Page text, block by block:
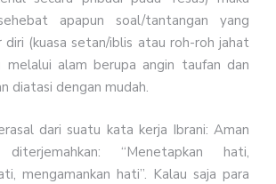
apapun soal/tantangan yang
diri (kuasa setan/iblis atau roh-roh jahat
melalui alam berupa angin taufan dan
diatasi dengan mudah.
dari suatu kata kerja Ibrani: Aman
“Menetapkan hati,
mengamankan hati”. Kalau saja para